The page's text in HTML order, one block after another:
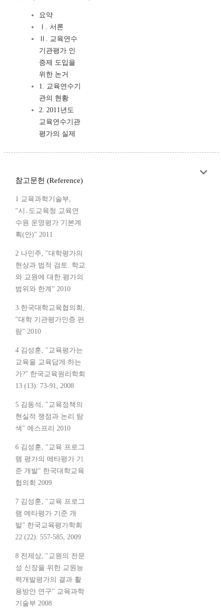
요약
Ⅰ. 서론
Ⅱ. 교육연수
기관평가 인
증제 도입을
위한 논거
1. 교육연수기
관의 현황
2. 2011년도
교육연수기관
평가의 실제
참고문헌 (Reference)
1 교육과학기술부,
"시․도교육청 교육연
수원 운영평가 기본계
획(안)" 2011
2 나민주, "대학평가의
현상과 법적 검토. 학교
와 교원에 대한 평가의
범위와 한계" 2010
3 한국대학교육협의회,
"대학 기관평가인증 편
람" 2010
4 김성훈, "교육평가는
교육을 교육답게 하는
가?" 한국교육원리학회
13 (13): 73-91, 2008
5 김동석, "교육정책의
현실적 쟁점과 논리 탐
색" 에스프리 2010
6 김성훈, "교육 프로그
램 평가의 메타평가 기
준 개발" 한국대학교육
협의회 2009
7 김성훈, "교육 프로그
램 메타평가 기준 개
발" 한국교육평가학회
22 (22): 557-585, 2009
8 전제상, "교원의 전문
성 신장을 위한 교원능
력개발평가의 결과 활
용방안 연구" 교육과학
기술부 2008